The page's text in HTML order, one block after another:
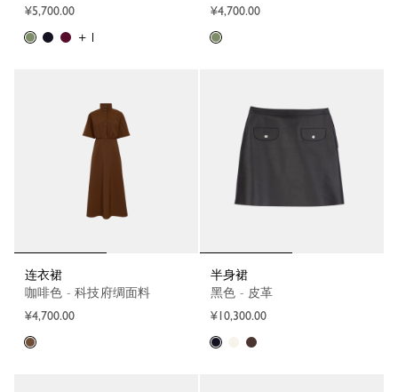
¥5,700.00
+ 1
¥4,700.00
连衣裙
咖啡色 - 科技府绸面料
¥4,700.00
半身裙
黑色 - 皮革
¥10,300.00